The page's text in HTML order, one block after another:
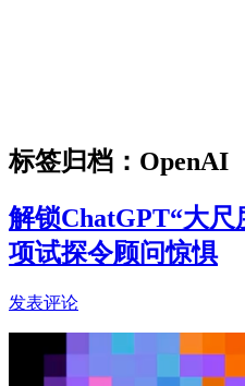
标签归档： OpenAI
解锁ChatGPT“大
项试探令顾问惊惧
发表评论